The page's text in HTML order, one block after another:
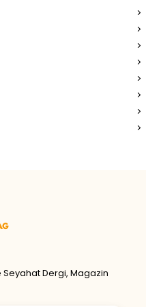
Dergi, Magazin